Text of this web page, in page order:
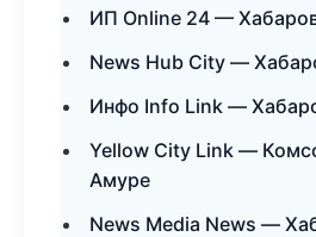
ИП Online 24 —
News Hub City —
Инфо Info Link —
Yellow City Link —
Амуре
News Media News —